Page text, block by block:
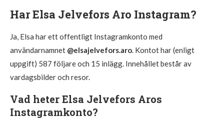
Har Elsa Jelvefors Aro Instagram?
Ja, Elsa har ett offentligt Instagramkonto med
användarnamnet @elsajelvefors.aro. Kontot har (enligt
uppgift) 587 följare och 15 inlägg. Innehållet består av
vardagsbilder och resor.
Vad heter Elsa Jelvefors Aros
Instagramkonto?